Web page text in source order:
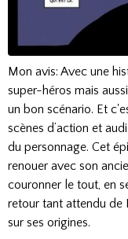
Mon avis: Avec une
super-héros mais
un bon scénario. Et
scènes d’action et
du personnage. Cet
renouer avec son
couronner le tout, en
retour tant attendu de
sur ses origines.